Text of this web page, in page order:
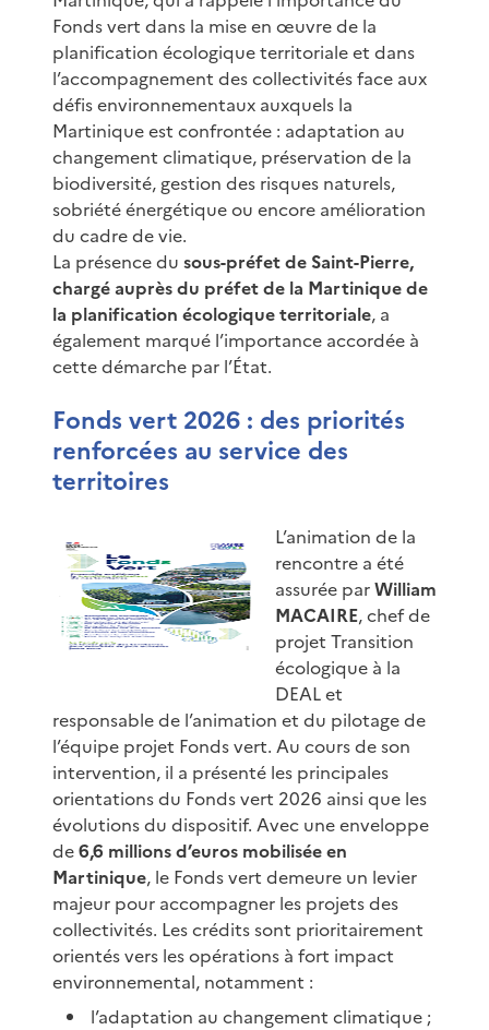
Fonds vert dans la mise en œuvre de la
planification écologique territoriale et dans
l’accompagnement des collectivités face aux
défis environnementaux auxquels la
Martinique est confrontée : adaptation au
changement climatique, préservation de la
biodiversité, gestion des risques naturels,
sobriété énergétique ou encore amélioration
du cadre de vie.
La présence du sous-préfet de Saint-Pierre,
chargé auprès du préfet de la Martinique de
la planification écologique territoriale, a
également marqué l’importance accordée à
cette démarche par l’État.
Fonds vert 2026 : des priorités
renforcées au service des
territoires
L’animation de la
rencontre a été
assurée parWilliam
MACAIRE, chef de
projet Transition
écologique à la
DEAL et
responsable de l’animation et du pilotage de
l’équipe projet Fonds vert. Au cours de son
intervention, il a présenté les principales
orientations du Fonds vert 2026 ainsi que les
évolutions du dispositif. Avec une enveloppe
de6,6 millions d’euros mobilisée en
Martinique, le Fonds vert demeure un levier
majeur pour accompagner les projets des
collectivités. Les crédits sont prioritairement
orientés vers les opérations à fort impact
environnemental, notamment :
l’adaptation au changement climatique ;